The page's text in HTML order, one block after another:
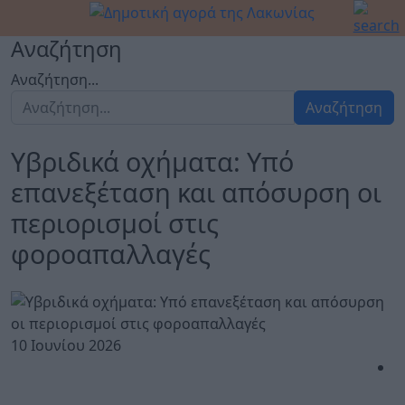
Αναζήτηση
Αναζήτηση...
Αναζήτηση
Υβριδικά οχήματα: Υπό
επανεξέταση και απόσυρση οι
περιορισμοί στις
φοροαπαλλαγές
10 Ιουνίου 2026